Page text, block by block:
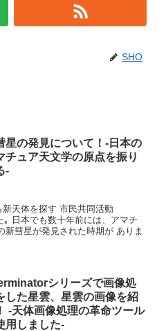
SHO
星の発見について！-日本の
チュア天文学の原点を振り
-
天体を探す 市民共同活動
｡ 日本でも数十年前には、アマチ
新彗星が発見された時期が ありま
シリーズで画像処
した星雲、星雲の画像を紹
-天体画像処理の革命ツール
用しました-